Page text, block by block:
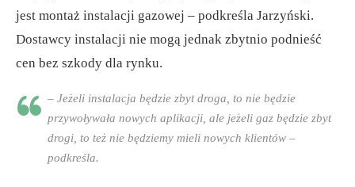
jest montaż instalacji gazowej – podkreśla Jarzyński.
Dostawcy instalacji nie mogą jednak zbytnio podnieść
cen bez szkody dla rynku.
– Jeżeli instalacja będzie zbyt droga, to nie będzie
przywoływała nowych aplikacji, ale jeżeli gaz będzie zbyt
drogi, to też nie będziemy mieli nowych klientów –
podkreśla.